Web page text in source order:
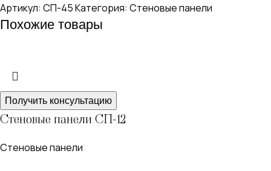
Артикул: СП-45Категория: Стеновые панели
Похожие товары
Получить консультацию
Стеновые панели СП-12
Стеновые панели